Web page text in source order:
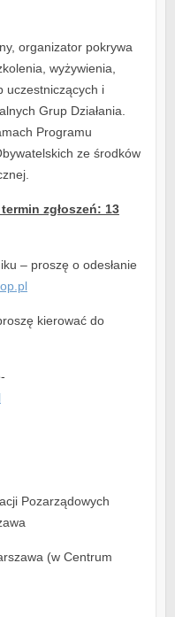
organizator pokrywa
wyżywienia,
uczestniczących i
Grup Działania.
Programu
ze środków
zgłoszeń: 13
– proszę o odesłanie
kierować do
Pozarządowych
(w Centrum